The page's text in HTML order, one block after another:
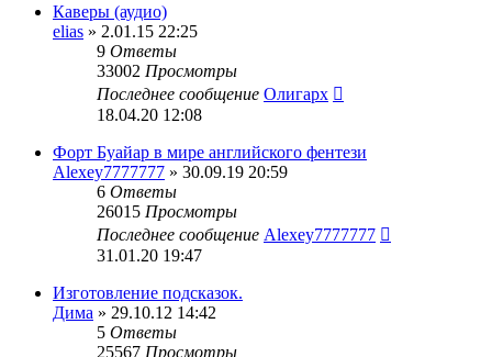
Каверы (аудио)
elias » 2.01.15 22:25
9 Ответы
33002 Просмотры
Последнее сообщение Олигарх
18.04.20 12:08
Форт Буайар в мире английского фентези
Alexey7777777 » 30.09.19 20:59
6 Ответы
26015 Просмотры
Последнее сообщение Alexey7777777
31.01.20 19:47
Изготовление подсказок.
Дима » 29.10.12 14:42
5 Ответы
25567 Просмотры